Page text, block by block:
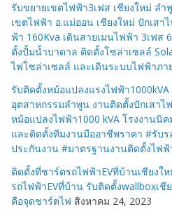
รับขยายเขตไฟฟ้า3เฟส เชียงใหม่ ล
เขตไฟฟ้า อ.แม่ออน เชียงใหม่ ปักเส
ฟ้า 160Kva เดินสายเมนไฟฟ้า 3เฟส
ตั้งปั้มน้ำบาดาล ติดตั้งโซล่าเซลล์
ไฟโซล่าเซลล์ และเดินระบบไฟฟ้าภา
รับติดตั้งหม้อแปลงแรงไฟฟ้า
อุตสาหกรรมลำพูน งานติดตั้งปักเสา
หม้อแปลงไฟฟ้า1000 kVA โรงงานนิ
และติดตั้งทีมงานมืออาชีพราคา #รับ
ประกันงาน #มาตรฐานงานติดตั้งไฟฟ้
ติดตั้งที่ชาร์ตรถไฟฟ้าEVที่บ้านเชียงใ
รถไฟฟ้าEVที่บ้าน รับติดตั้งwallboxเ
คือจุดชาร์ตไฟ สิงหาคม 24, 2023